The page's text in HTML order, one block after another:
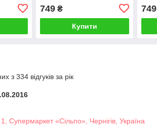
749₴
Купити
749
з 334 відгуків за рік
Супермаркет «Сільпо», Чернігів, Україна